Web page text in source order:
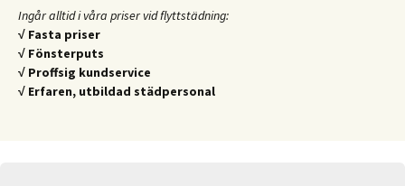
Ingår alltid i våra priser vid flyttstädning:
√ Fasta priser
√ Fönsterputs
√ Proffsig kundservice
√ Erfaren, utbildad städpersonal